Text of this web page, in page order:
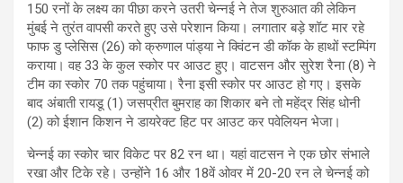
150 रनों के लक्ष्य का पीछा करने उतरी चेन्नई ने तेज शुरुआत की लेकिन
मुंबई ने तुरंत वापसी करते हुए उसे परेशान किया। लगातार बड़े शॉट मार रहे
फाफ डु प्लेसिस (26) को क्रुणाल पांड्या ने क्विंटन डी कॉक के हाथों स्टम्पिंग
कराया। वह 33 के कुल स्कोर पर आउट हुए। वाटसन और सुरेश रैना (8) ने
टीम का स्कोर 70 तक पहुंचाया। रैना इसी स्कोर पर आउट हो गए। इसके
बाद अंबाती रायडू (1) जसप्रीत बुमराह का शिकार बने तो महेंद्र सिंह धोनी
(2) को ईशान किशन ने डायरेक्ट हिट पर आउट कर पवेलियन भेजा।
चेन्नई का स्कोर चार विकेट पर 82 रन था। यहां वाटसन ने एक छोर संभाले
रखा और टिके रहे। उन्होंने 16 और 18वें ओवर में 20-20 रन ले चेन्नई को